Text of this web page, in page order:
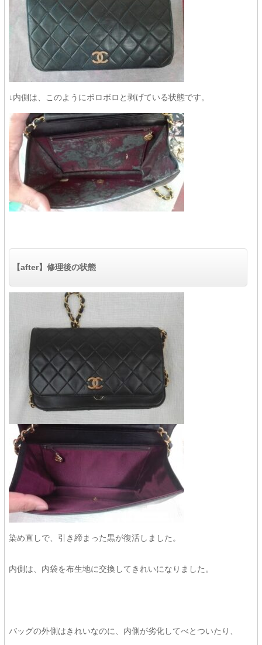
↓内側は、このようにボロボロと剥げている状態です。
【after】修理後の状態
染め直しで、引き締まった黒が復活しました。
内側は、内袋を布生地に交換してきれいになりました。
バッグの外側はきれいなのに、内側が劣化してべとついたり、